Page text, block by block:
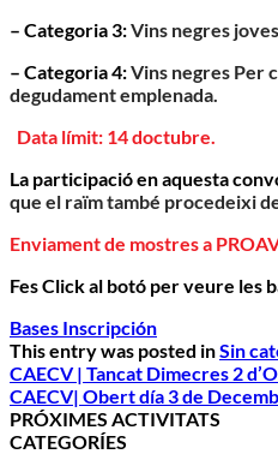
– Categoria 3:Vins negres joves
– Categoria 4:Vins negres Per
degudament emplenada.
Data límit: 14 doctubre.
La participació en aquesta
que el raïm també procedeixi
Enviament de mostres a
Fes Click al botó per veure les
Bases Inscripción
This entry was posted inSin
CAECV | Tancat Dimecres 2
CAECV| Obert día 3 de
PRÓXIMES ACTIVITATS
CATEGORÍES